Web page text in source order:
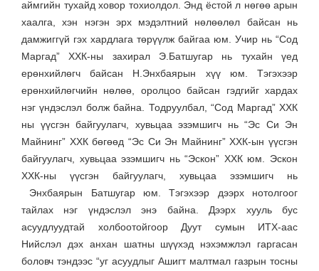
аймгийн тухайд ховор тохиолдол. Энд ёстой л нөгөө арын
хаалга, хэн нэгэн эрх мэдэлтний нөлөөлөл байсан нь
дамжиггүй гэх хардлага төрүүлж байгаа юм. Учир нь “Сод
Маргад” ХХК-ны захирал Э.Батшугар нь тухайн үед
ерөнхийлөгч байсан Н.Энхбаярын хүү юм. Тэгэхээр
ерөнхийлөгчийн нөлөө, оролцоо байсан гэдгийг хардах
нэг үндэслэл болж байна. Тодруулбал, “Сод Маргад” ХХК
ны үүсгэн байгуулагч, хувьцаа эзэмшигч нь “Эс Си Эн
Майнинг” ХХК бөгөөд “Эс Си Эн Майнинг” ХХК-ын үүсгэн
байгуулагч, хувьцаа эзэмшигч нь “Эскон” ХХК юм. Эскон
ХХК-ны үүсгэн байгуулагч, хувьцаа эзэмшигч нь
Энхбаярын Батшугар юм. Тэгэхээр дээрх нотолгоог
тайлах нэг үндэслэл энэ байна. Дээрх хууль бус
асуудлуудтай холбоотойгоор Дуут сумын ИТХ-аас
Нийслэл дэх анхан шатны шүүхэд нэхэмжлэл гаргасан
боловч тэндээс “уг асуудлыг Ашигт малтмал газрын тосны